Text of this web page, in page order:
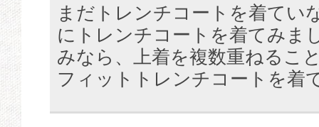
まだトレンチコートを着てい
にトレンチコートを着てみま
みなら、上着を複数重ねるこ
フィットトレンチコートを着